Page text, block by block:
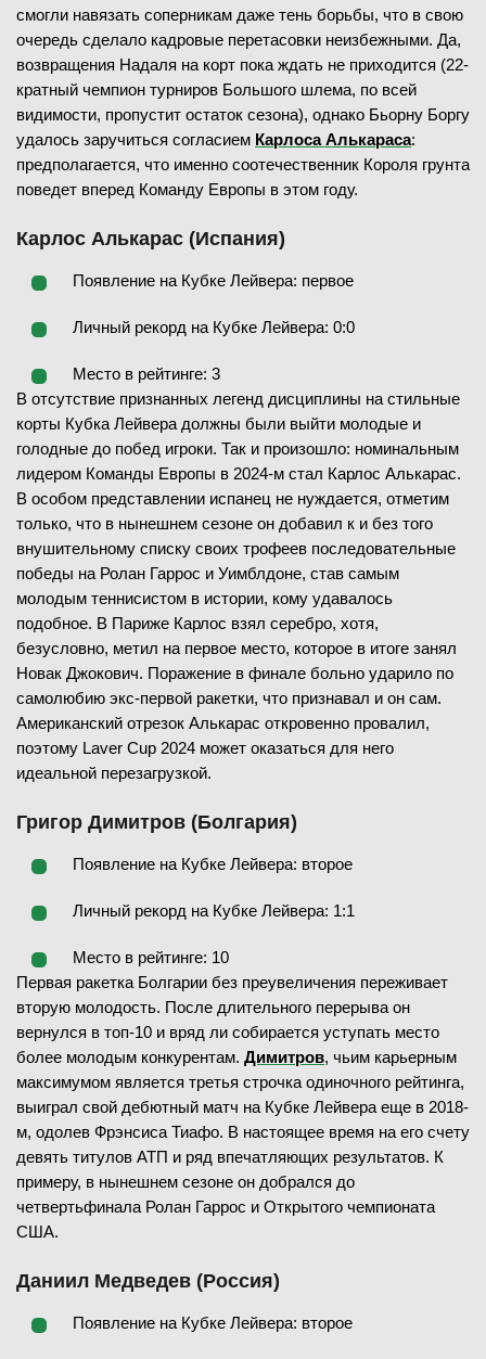
смогли навязать соперникам даже тень борьбы, что в свою
очередь сделало кадровые перетасовки неизбежными. Да,
возвращения Надаля на корт пока ждать не приходится (22-
кратный чемпион турниров Большого шлема, по всей
видимости, пропустит остаток сезона), однако Бьорну Боргу
удалось заручиться согласием Карлоса Алькараса:
предполагается, что именно соотечественник Короля грунта
поведет вперед Команду Европы в этом году.
Карлос Алькарас (Испания)
Появление на Кубке Лейвера: первое
Личный рекорд на Кубке Лейвера: 0:0
Место в рейтинге: 3
В отсутствие признанных легенд дисциплины на стильные
корты Кубка Лейвера должны были выйти молодые и
голодные до побед игроки. Так и произошло: номинальным
лидером Команды Европы в 2024-м стал Карлос Алькарас.
В особом представлении испанец не нуждается, отметим
только, что в нынешнем сезоне он добавил к и без того
внушительному списку своих трофеев последовательные
победы на Ролан Гаррос и Уимблдоне, став самым
молодым теннисистом в истории, кому удавалось
подобное. В Париже Карлос взял серебро, хотя,
безусловно, метил на первое место, которое в итоге занял
Новак Джокович. Поражение в финале больно ударило по
самолюбию экс-первой ракетки, что признавал и он сам.
Американский отрезок Алькарас откровенно провалил,
поэтому Laver Cup 2024 может оказаться для него
идеальной перезагрузкой.
Григор Димитров (Болгария)
Появление на Кубке Лейвера: второе
Личный рекорд на Кубке Лейвера: 1:1
Место в рейтинге: 10
Первая ракетка Болгарии без преувеличения переживает
вторую молодость. После длительного перерыва он
вернулся в топ-10 и вряд ли собирается уступать место
более молодым конкурентам. Димитров, чьим карьерным
максимумом является третья строчка одиночного рейтинга,
выиграл свой дебютный матч на Кубке Лейвера еще в 2018-
м, одолев Фрэнсиса Тиафо. В настоящее время на его счету
девять титулов АТП и ряд впечатляющих результатов. К
примеру, в нынешнем сезоне он добрался до
четвертьфинала Ролан Гаррос и Открытого чемпионата
США.
Даниил Медведев (Россия)
Появление на Кубке Лейвера: второе